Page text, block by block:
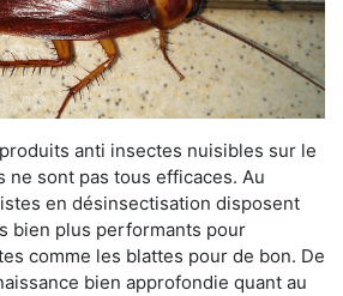
anti insectes nuisibles sur le
ne sont pas tous efficaces. Au
en désinsectisation disposent
bien plus performants pour
comme les blattes pour de bon. De
bien approfondie quant au